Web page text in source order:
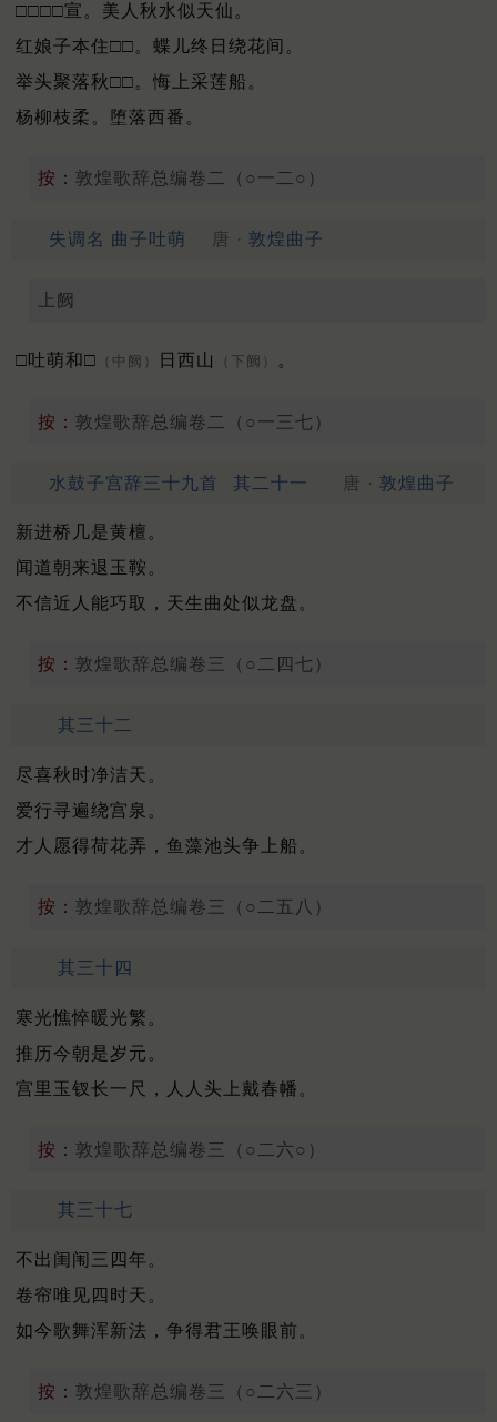
□□□□宣。美人秋水似天仙。
红娘子本住□□。蝶儿终日绕花间。
举头聚落秋□□。悔上采莲船。
杨柳枝柔。堕落西番。
按： 敦煌歌辞总编卷二（○一二○）
失调名 曲子吐萌 唐 · 敦煌曲子
上阙
□吐萌和□ （中阙） 日西山 （下阙） 。
按： 敦煌歌辞总编卷二（○一三七）
水鼓子宫辞三十九首 其二十一 唐 · 敦煌曲子
新进桥几是黄檀。
闻道朝来退玉鞍。
不信近人能巧取，天生曲处似龙盘。
按： 敦煌歌辞总编卷三（○二四七）
其三十二
尽喜秋时净洁天。
爱行寻遍绕宫泉。
才人愿得荷花弄，鱼藻池头争上船。
按： 敦煌歌辞总编卷三（○二五八）
其三十四
寒光憔悴暖光繁。
推历今朝是岁元。
宫里玉钗长一尺，人人头上戴春幡。
按： 敦煌歌辞总编卷三（○二六○）
其三十七
不出闺闱三四年。
卷帘唯见四时天。
如今歌舞浑新法，争得君王唤眼前。
按： 敦煌歌辞总编卷三（○二六三）